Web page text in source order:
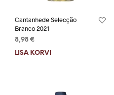
Cantanhede Selecção
Branco 2021
8,98 €
LISA KORVI